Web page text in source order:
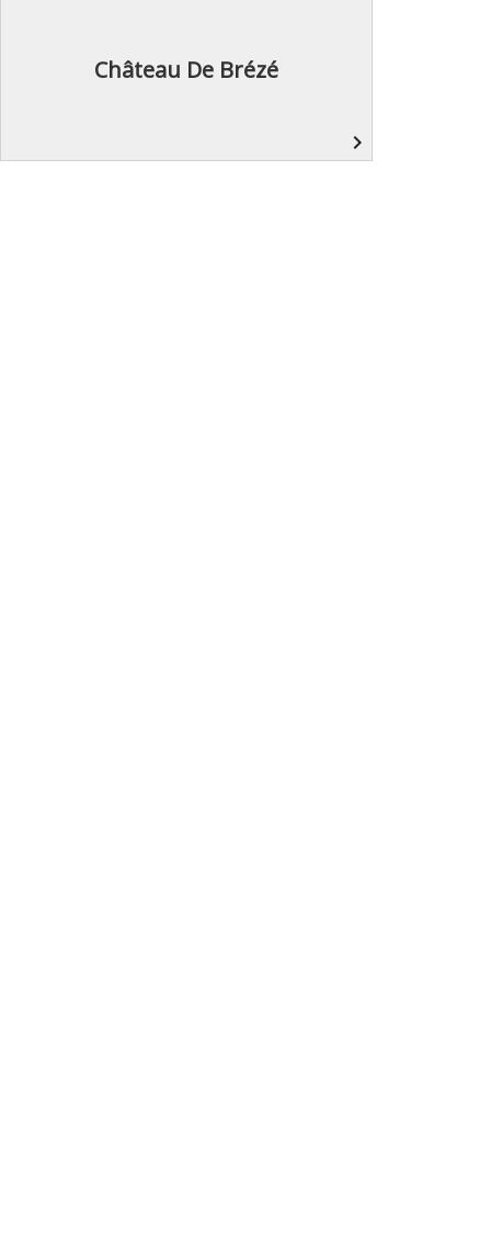
Château De Brézé
navigate_next